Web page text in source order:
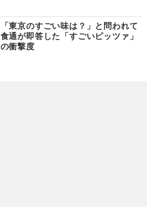
「東京のすごい味は？」と問われて
食通が即答した「すごいピッツァ」
の衝撃度